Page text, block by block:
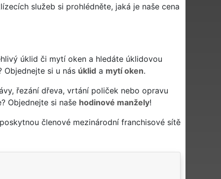
služeb si prohlédněte, jaká je naše cena
úklid či mytí oken a hledáte úklidovou
si u nás úklid a mytí oken.
řezání dřeva, vrtání poliček nebo opravu
Objednejte si naše hodinové manžely!
členové mezinárodní franchisové sítě